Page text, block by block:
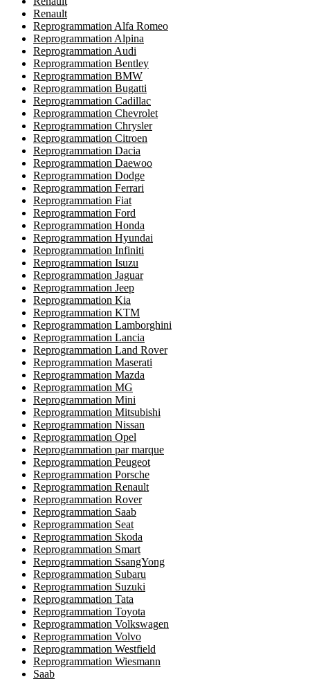
Renault
Reprogrammation Alfa Romeo
Reprogrammation Alpina
Reprogrammation Audi
Reprogrammation Bentley
Reprogrammation BMW
Reprogrammation Bugatti
Reprogrammation Cadillac
Reprogrammation Chevrolet
Reprogrammation Chrysler
Reprogrammation Citroen
Reprogrammation Dacia
Reprogrammation Daewoo
Reprogrammation Dodge
Reprogrammation Ferrari
Reprogrammation Fiat
Reprogrammation Ford
Reprogrammation Honda
Reprogrammation Hyundai
Reprogrammation Infiniti
Reprogrammation Isuzu
Reprogrammation Jaguar
Reprogrammation Jeep
Reprogrammation Kia
Reprogrammation KTM
Reprogrammation Lamborghini
Reprogrammation Lancia
Reprogrammation Land Rover
Reprogrammation Maserati
Reprogrammation Mazda
Reprogrammation MG
Reprogrammation Mini
Reprogrammation Mitsubishi
Reprogrammation Nissan
Reprogrammation Opel
Reprogrammation par marque
Reprogrammation Peugeot
Reprogrammation Porsche
Reprogrammation Renault
Reprogrammation Rover
Reprogrammation Saab
Reprogrammation Seat
Reprogrammation Skoda
Reprogrammation Smart
Reprogrammation SsangYong
Reprogrammation Subaru
Reprogrammation Suzuki
Reprogrammation Tata
Reprogrammation Toyota
Reprogrammation Volkswagen
Reprogrammation Volvo
Reprogrammation Westfield
Reprogrammation Wiesmann
Saab